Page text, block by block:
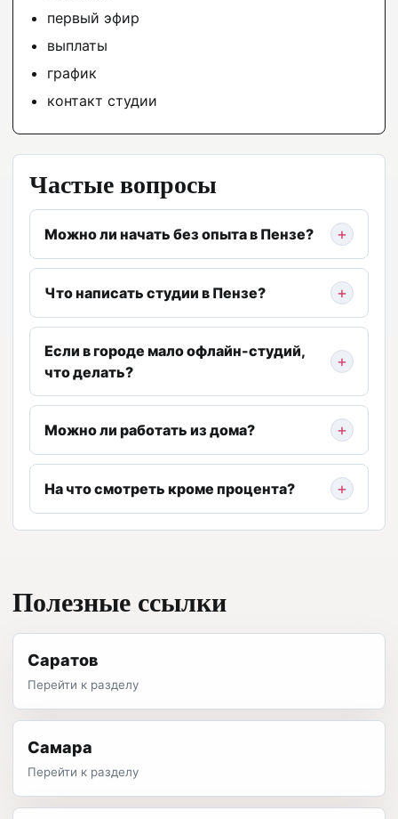
первый эфир
выплаты
график
контакт студии
Частые вопросы
Можно ли начать без опыта в Пензе?
Что написать студии в Пензе?
Если в городе мало офлайн-студий,
что делать?
Можно ли работать из дома?
На что смотреть кроме процента?
Полезные ссылки
Саратов
Перейти к разделу
Самара
Перейти к разделу